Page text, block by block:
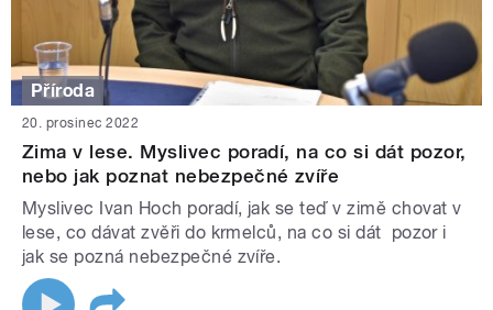
Příroda
20. prosinec 2022
Zima v lese. Myslivec poradí, na co si dát pozor,
nebo jak poznat nebezpečné zvíře
Myslivec Ivan Hoch poradí, jak se teď v zimě chovat v
lese, co dávat zvěři do krmelců, na co si dát pozor i
jak se pozná nebezpečné zvíře.